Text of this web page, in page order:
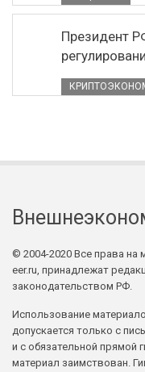
Президент
© 2004-2020 Все права на
eer.ru, принадлежат
законодательством РФ.
Использование
допускается только с
и с обязательной прямой
материал заимствован.